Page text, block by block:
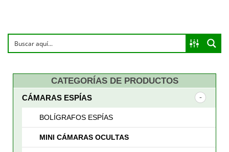
CATEGORÍAS DE PRODUCTOS
CÁMARAS ESPÍAS
BOLÍGRAFOS ESPÍAS
MINI CÁMARAS OCULTAS